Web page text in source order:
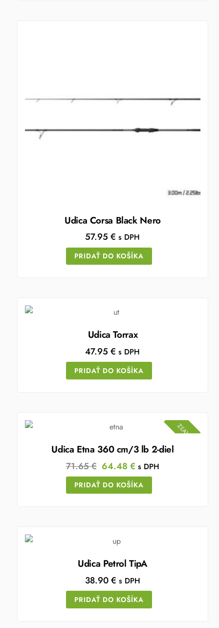
Udica Corsa Black Nero
57.95€ s DPH
PRIDAŤ DO KOŠÍKA
Udica Torrax
47.95€ s DPH
PRIDAŤ DO KOŠÍKA
ZĽAVA!
Udica Etna 360 cm/3 lb 2-diel
71.65€ Original
price
was:
64.48€ Current
price
is:
s DPH
PRIDAŤ DO KOŠÍKA
Udica Petrol TipA
38.90€ s DPH
PRIDAŤ DO KOŠÍKA